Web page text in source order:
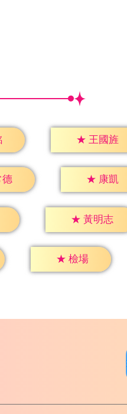
★ 王國旌
德 ★ 康凱
★ 黃明志
★ 檢場